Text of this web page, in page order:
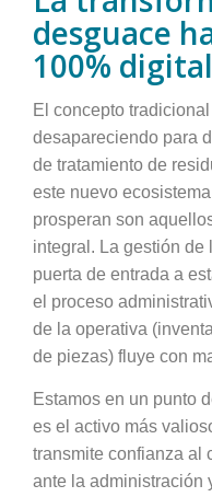
desguace
100% digital
El concepto
desapareciendo para
de tratamiento de
este nuevo
prosperan son
integral. La gestión de
puerta de entrada a
el proceso
de la operativa
de piezas) fluye con
Estamos en un punto
es el activo más
transmite confianza al
ante la administración